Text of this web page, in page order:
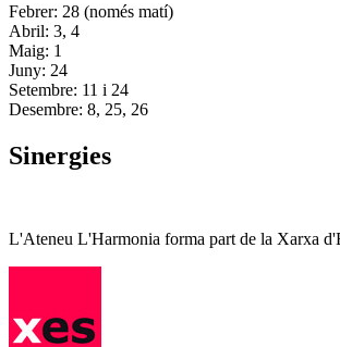
Febrer: 28 (només matí)
Abril: 3, 4
Maig: 1
Juny: 24
Setembre: 11 i 24
Desembre: 8, 25, 26
Sinergies
L'Ateneu L'Harmonia forma part de la Xarxa